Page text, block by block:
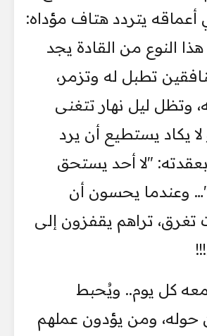
أعماقه يتردد هتاف مؤداه:
النوع من القادة يجد
تطبل له وتزمر،
وتظل ليل نهار تتغنى
لا يكاد يستطيع أن يرد
بعقدته: "لا أحد يستحق
وعندما يحسون أن
تغرق، تراهم يقفزون إلى
معه كل يوم.. ويُحبط
حوله، ومن يؤدون عملهم